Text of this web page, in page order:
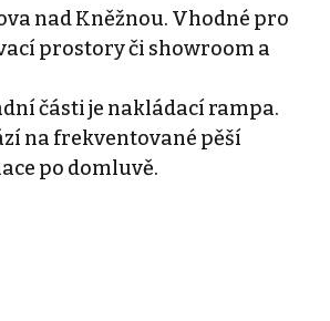
nad Kněžnou. Vhodné pro
prostory či showroom a
části je nakládací rampa.
na frekventované pěší
po domluvě.